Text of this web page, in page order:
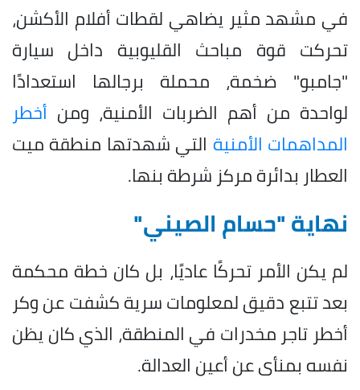
في مشهد مثير يضاهي لقطات أفلام الأكشن،
تحركت قوة مباحث القليوبية داخل سيارة
"جامبو" ضخمة، محملة برجالها استعدادًا
لواحدة من أهم الضربات الأمنية، ومن أخطر
المداهمات الأمنية التي شهدتها منطقة ميت
العطار بدائرة مركز شرطة بنها.
نهاية "حسام الصيني"
لم يكن الأمر تحركًا عاديًا، بل كان خطة محكمة
بعد تتبع دقيق لمعلومات سرية كشفت عن وكر
أخطر تاجر مخدرات في المنطقة، الذي كان يظن
نفسه بمنأى عن أعين العدالة.